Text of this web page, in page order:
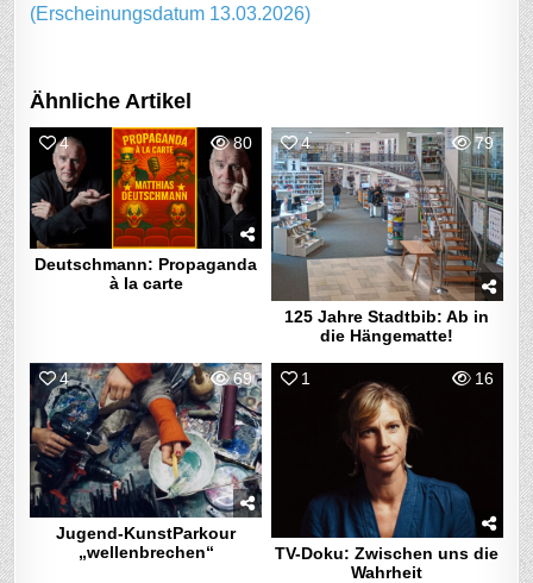
(Erscheinungsdatum 13.03.2026)
Ähnliche Artikel
4 80
Deutschmann: Propaganda
à la carte
4 79
125 Jahre Stadtbib: Ab in
die Hängematte!
4 69
Jugend-KunstParkour
„wellenbrechen“
1 16
TV-Doku: Zwischen uns die
Wahrheit